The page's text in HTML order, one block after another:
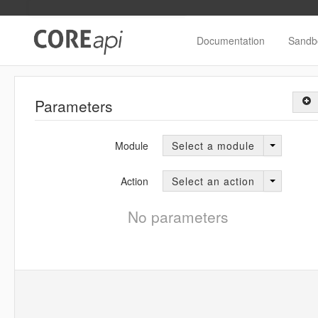
Documentation
Parameters
Module Select a module
Action Select an action
No parameters